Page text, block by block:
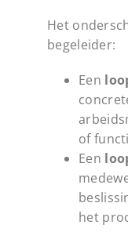
Het
begeleider:
Een
of
Een
het